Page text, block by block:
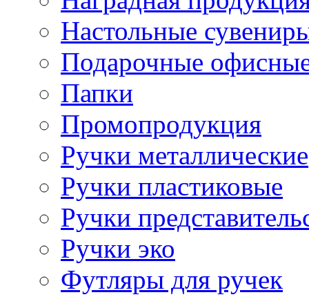
Настольные
Подарочные
Папки
Промопродукция
Ручки металлические
Ручки пластиковые
Ручки
Ручки эко
Футляры для ручек